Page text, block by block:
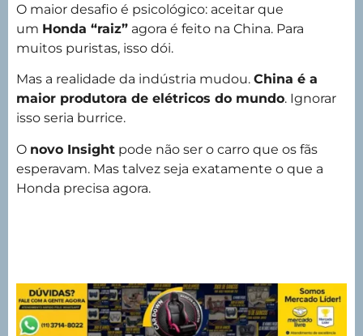
O maior desafio é psicológico: aceitar que
um Honda “raiz” agora é feito na China. Para
muitos puristas, isso dói.
Mas a realidade da indústria mudou. China é a
maior produtora de elétricos do mundo. Ignorar
isso seria burrice.
O novo Insight pode não ser o carro que os fãs
esperavam. Mas talvez seja exatamente o que a
Honda precisa agora.